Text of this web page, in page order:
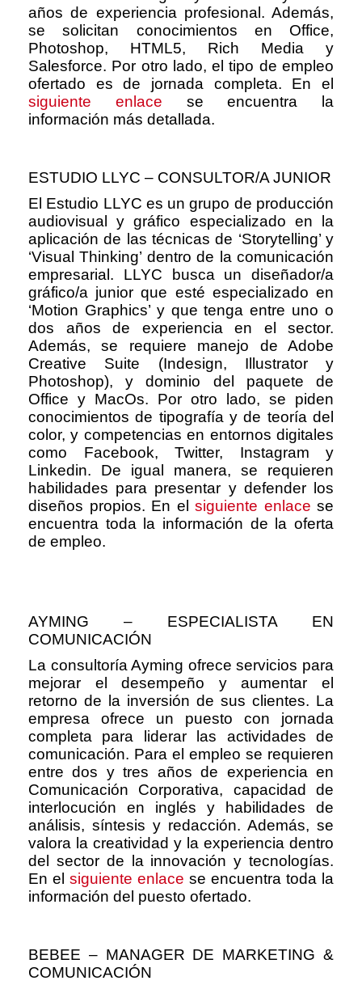
años de experiencia profesional. Además,
se solicitan conocimientos en Office,
Photoshop, HTML5, Rich Media y
Salesforce. Por otro lado, el tipo de empleo
ofertado es de jornada completa. En el
siguiente enlace se encuentra la
información más detallada.
ESTUDIO LLYC – CONSULTOR/A JUNIOR
El Estudio LLYC es un grupo de producción
audiovisual y gráfico especializado en la
aplicación de las técnicas de ‘Storytelling’ y
‘Visual Thinking’ dentro de la comunicación
empresarial. LLYC busca un diseñador/a
gráfico/a junior que esté especializado en
‘Motion Graphics’ y que tenga entre uno o
dos años de experiencia en el sector.
Además, se requiere manejo de Adobe
Creative Suite (Indesign, Illustrator y
Photoshop), y dominio del paquete de
Office y MacOs. Por otro lado, se piden
conocimientos de tipografía y de teoría del
color, y competencias en entornos digitales
como Facebook, Twitter, Instagram y
Linkedin. De igual manera, se requieren
habilidades para presentar y defender los
diseños propios. En el siguiente enlace se
encuentra toda la información de la oferta
de empleo.
AYMING – ESPECIALISTA EN
COMUNICACIÓN
La consultoría Ayming ofrece servicios para
mejorar el desempeño y aumentar el
retorno de la inversión de sus clientes. La
empresa ofrece un puesto con jornada
completa para liderar las actividades de
comunicación. Para el empleo se requieren
entre dos y tres años de experiencia en
Comunicación Corporativa, capacidad de
interlocución en inglés y habilidades de
análisis, síntesis y redacción. Además, se
valora la creatividad y la experiencia dentro
del sector de la innovación y tecnologías.
En el siguiente enlace se encuentra toda la
información del puesto ofertado.
BEBEE – MANAGER DE MARKETING &
COMUNICACIÓN